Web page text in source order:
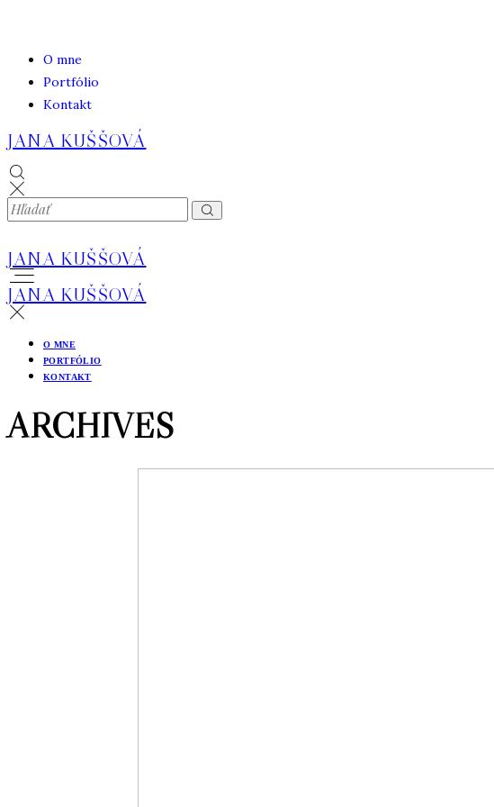
O mne
Portfólio
Kontakt
JANA KUŠŠOVÁ
JANA KUŠŠOVÁ
JANA KUŠŠOVÁ
O MNE
PORTFÓLIO
KONTAKT
ARCHIVES